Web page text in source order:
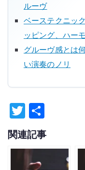
ルーヴ
ベーステクニッ
ッピング、ハー
グルーヴ感とは
い演奏のノリ
T
w
it
te
有
関連記事